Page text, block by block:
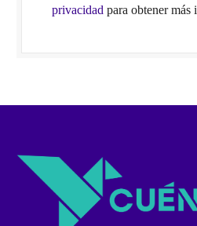
privacidad para obtener más